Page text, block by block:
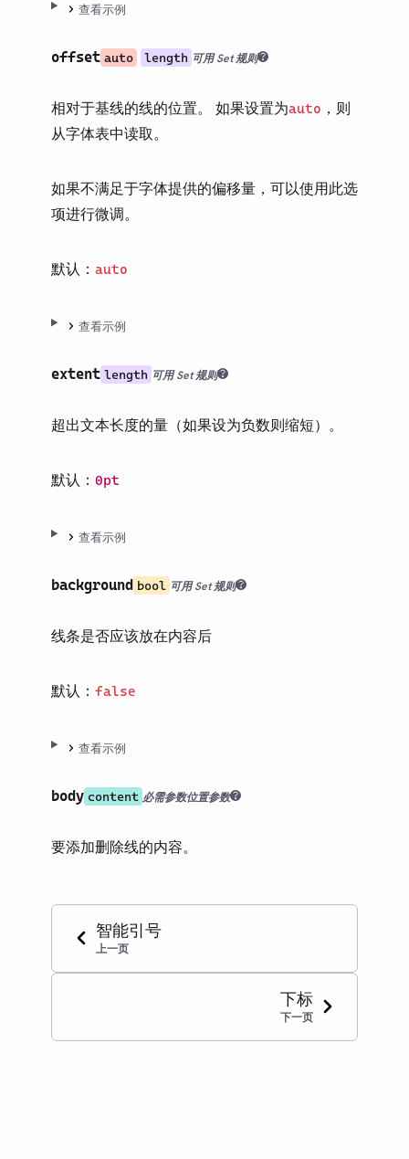
术语表
查看示例
offset auto length 可用 Set 规则
相对于基线的线的位置。 如果设置为auto ，则
从字体表中读取。
如果不满足于字体提供的偏移量，可以使用此选
项进行微调。
默认： auto
查看示例
extent length 可用 Set 规则
超出文本长度的量（如果设为负数则缩短）。
默认： 0pt
查看示例
background bool 可用 Set 规则
线条是否应该放在内容后
默认： false
查看示例
body content 必需参数位置参数
要添加删除线的内容。
智能引号
上一页
下标
下一页